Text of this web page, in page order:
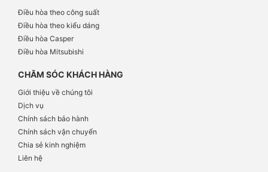
Điều hòa theo công suất
Điều hòa theo kiểu dáng
Điều hòa Casper
Điều hòa Mitsubishi
CHĂM SÓC KHÁCH HÀNG
Giới thiệu về chúng tôi
Dịch vụ
Chính sách bảo hành
Chính sách vận chuyển
Chia sẻ kinh nghiệm
Liên hệ